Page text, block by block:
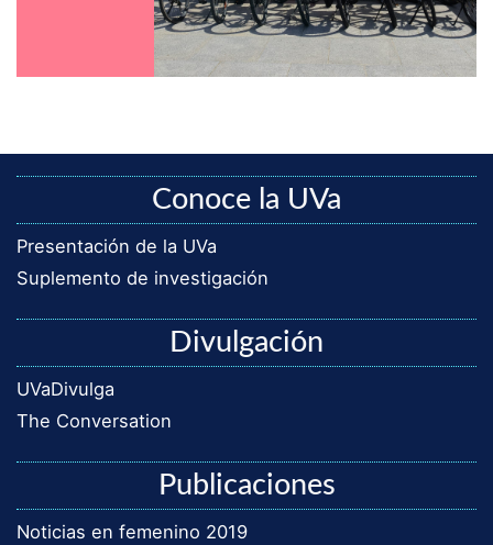
Conoce la UVa
Presentación de la UVa
Suplemento de investigación
Divulgación
UVaDivulga
The Conversation
Publicaciones
Noticias en femenino 2019